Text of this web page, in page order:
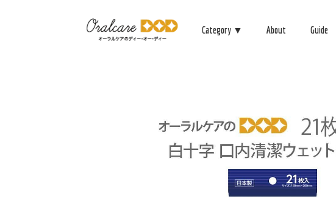
Category ▼ About Guide